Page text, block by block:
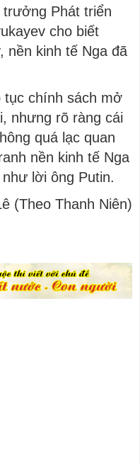
Phát triển
cho biết
nền kinh tế Nga đã
tục chính sách mở
nhưng rõ ràng cái
quá lạc quan
nền kinh tế Nga
lời ông Putin.
(Theo Thanh Niên)